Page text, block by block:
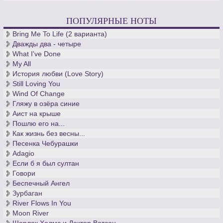
ПОПУЛЯРНЫЕ НОТЫ
Bring Me To Life (2 варианта)
Дважды два - четыре
What I've Done
My All
История любви (Love Story)
Still Loving You
Wind Of Change
Гляжу в озёра синие
Аист на крыше
Пошлю его на...
Как жизнь без весны...
Песенка Чебурашки
Adagio
Если б я был султан
Говори
Беспечный Ангел
Зурбаган
River Flows In You
Moon River